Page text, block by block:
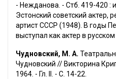
- Нежданова. - Стб. 419-420 :
Эстонский советский актер,
артист СССР (1948). В годы
выступал как актер в
Чудновский, М. А.
Чудновский // Викторина
1964. - Гл. II. - С. 14-22.